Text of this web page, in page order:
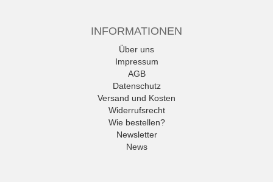
INFORMATIONEN
Über uns
Impressum
AGB
Datenschutz
Versand und Kosten
Widerrufsrecht
Wie bestellen?
Newsletter
News